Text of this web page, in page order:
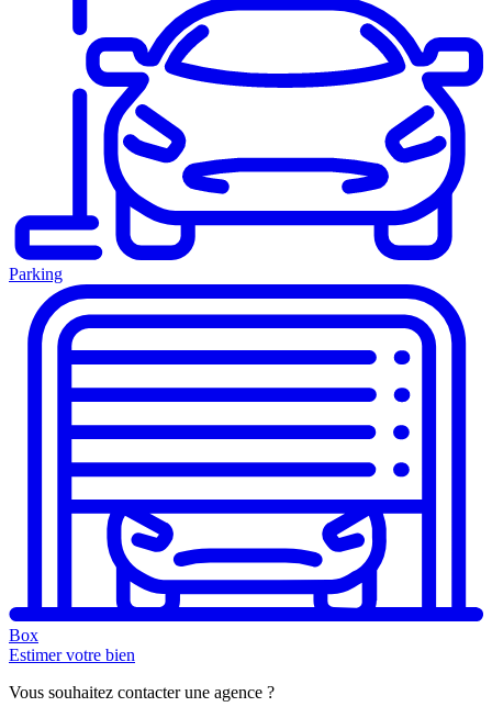
Parking
Box
Estimer votre bien
Vous souhaitez contacter une agence ?